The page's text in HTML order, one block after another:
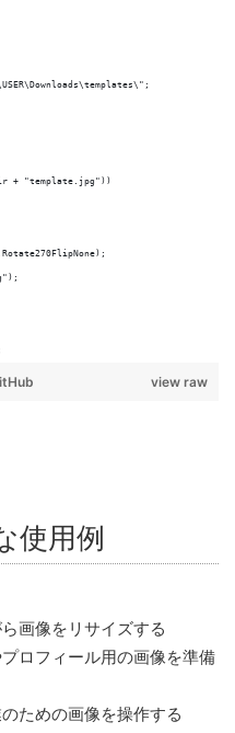
view raw
使用例
画像をリサイズする
ロフィール用の画像を準備
ための画像を操作する